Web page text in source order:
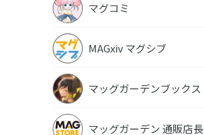
マグコミ
MAGxiv マグシブ
マッグガーデンブックス
マッグガーデン 通販店長